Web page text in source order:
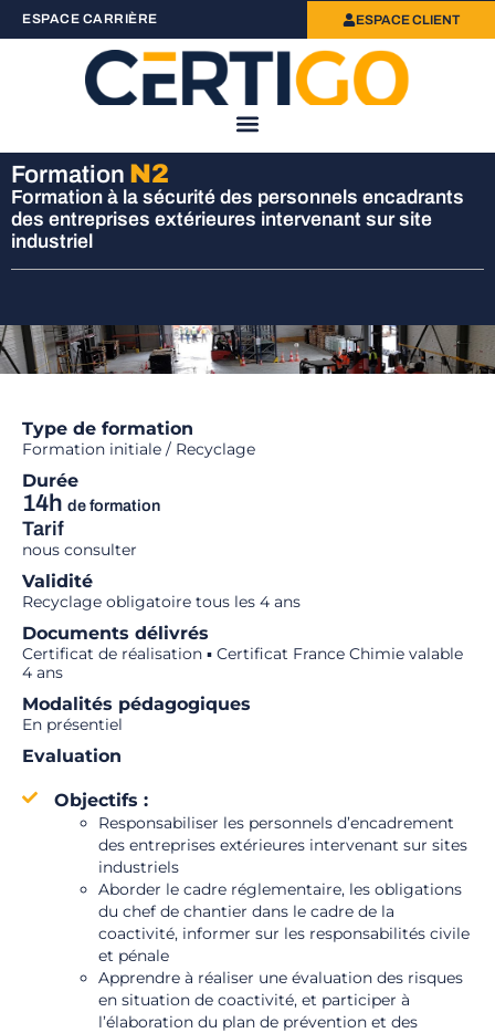
ESPACE CARRIÈRE ESPACE CLIENT
Formation N2
Formation à la sécurité des personnels encadrants
des entreprises extérieures intervenant sur site
industriel
Type de formation
Formation initiale / Recyclage
Durée
14h de formation
Tarif
nous consulter
Validité
Recyclage obligatoire tous les 4 ans
Documents délivrés
Certificat de réalisation ▪ Certificat France Chimie valable
4 ans
Modalités pédagogiques
En présentiel
Evaluation
Objectifs :
Responsabiliser les personnels d’encadrement
des entreprises extérieures intervenant sur sites
industriels
Aborder le cadre réglementaire, les obligations
du chef de chantier dans le cadre de la
coactivité, informer sur les responsabilités civile
et pénale
Apprendre à réaliser une évaluation des risques
en situation de coactivité, et participer à
l’élaboration du plan de prévention et des